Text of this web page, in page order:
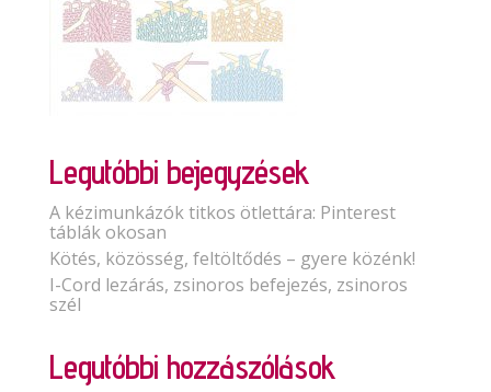
Legutóbbi bejegyzések
A kézimunkázók titkos ötlettára: Pinterest
táblák okosan
Kötés, közösség, feltöltődés – gyere közénk!
I-Cord lezárás, zsinoros befejezés, zsinoros
szél
Legutóbbi hozzászólások